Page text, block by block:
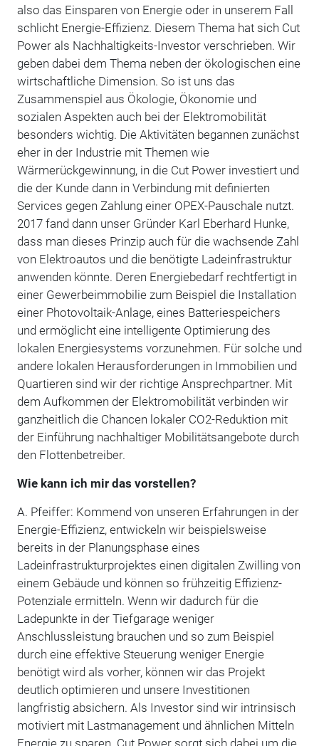
also das Einsparen von Energie oder in unserem Fall
schlicht Energie-Effizienz. Diesem Thema hat sich Cut
Power als Nachhaltigkeits-Investor verschrieben. Wir
geben dabei dem Thema neben der ökologischen eine
wirtschaftliche Dimension. So ist uns das
Zusammenspiel aus Ökologie, Ökonomie und
sozialen Aspekten auch bei der Elektromobilität
besonders wichtig. Die Aktivitäten begannen zunächst
eher in der Industrie mit Themen wie
Wärmerückgewinnung, in die Cut Power investiert und
die der Kunde dann in Verbindung mit definierten
Services gegen Zahlung einer OPEX-Pauschale nutzt.
2017 fand dann unser Gründer Karl Eberhard Hunke,
dass man dieses Prinzip auch für die wachsende Zahl
von Elektroautos und die benötigte Ladeinfrastruktur
anwenden könnte. Deren Energiebedarf rechtfertigt in
einer Gewerbeimmobilie zum Beispiel die Installation
einer Photovoltaik-Anlage, eines Batteriespeichers
und ermöglicht eine intelligente Optimierung des
lokalen Energiesystems vorzunehmen. Für solche und
andere lokalen Herausforderungen in Immobilien und
Quartieren sind wir der richtige Ansprechpartner. Mit
dem Aufkommen der Elektromobilität verbinden wir
ganzheitlich die Chancen lokaler CO2-Reduktion mit
der Einführung nachhaltiger Mobilitätsangebote durch
den Flottenbetreiber.
Wie kann ich mir das vorstellen?
A. Pfeiffer: Kommend von unseren Erfahrungen in der
Energie-Effizienz, entwickeln wir beispielsweise
bereits in der Planungsphase eines
Ladeinfrastrukturprojektes einen digitalen Zwilling von
einem Gebäude und können so frühzeitig Effizienz-
Potenziale ermitteln. Wenn wir dadurch für die
Ladepunkte in der Tiefgarage weniger
Anschlussleistung brauchen und so zum Beispiel
durch eine effektive Steuerung weniger Energie
benötigt wird als vorher, können wir das Projekt
deutlich optimieren und unsere Investitionen
langfristig absichern. Als Investor sind wir intrinsisch
motiviert mit Lastmanagement und ähnlichen Mitteln
Energie zu sparen. Cut Power sorgt sich dabei um die